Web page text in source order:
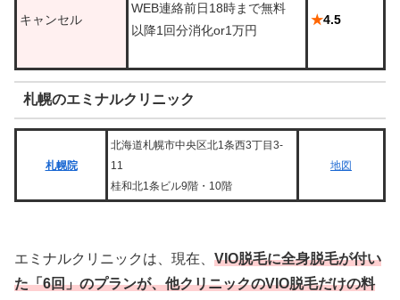
キャンセル
WEB連絡前日18時まで無料
以降1回分消化or1万円
★4.5
札幌のエミナルクリニック
札幌院
北海道札幌市中央区北1条西3丁目3-
11
桂和北1条ビル9階・10階
地図
エミナルクリニックは、現在、 VIO脱毛に全身脱毛が付い
た「6回」のプランが、他クリニックのVIO脱毛だけの料